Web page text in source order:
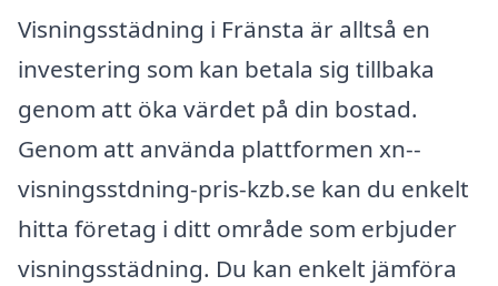
Visningsstädning i Fränsta är alltså en
investering som kan betala sig tillbaka
genom att öka värdet på din bostad.
Genom att använda plattformen xn--
visningsstdning-pris-kzb.se kan du enkelt
hitta företag i ditt område som erbjuder
visningsstädning. Du kan enkelt jämföra